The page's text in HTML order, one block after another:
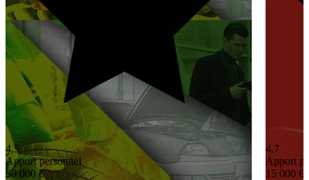
4,5
Apport personnel
30 000 €
4,7
Apport
15 000 €